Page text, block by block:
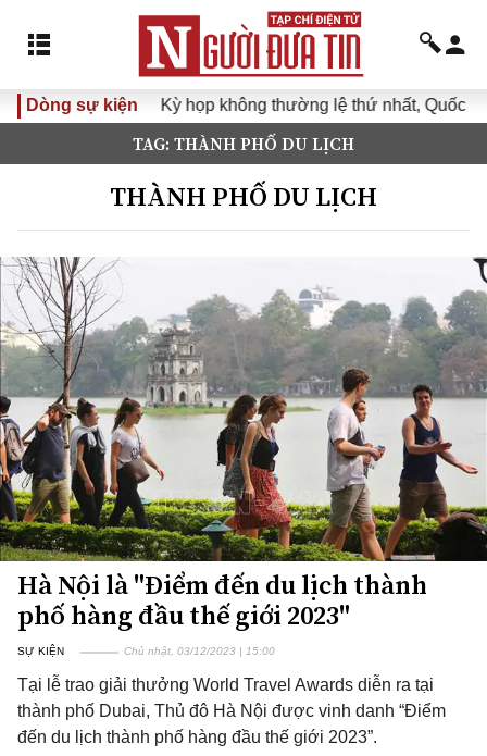
Dòng sự kiệnKỳ họp không thường lệ thứ nhất, Quốc hội
TAG: THÀNH PHỐ DU LỊCH
THÀNH PHỐ DU LỊCH
Hà Nội là "Điểm đến du lịch thành
phố hàng đầu thế giới 2023"
SỰ KIỆN Chủ nhật, 03/12/2023 | 15:00
Tại lễ trao giải thưởng World Travel Awards diễn ra tại
thành phố Dubai, Thủ đô Hà Nội được vinh danh “Điểm
đến du lịch thành phố hàng đầu thế giới 2023”.